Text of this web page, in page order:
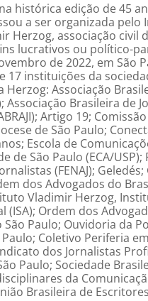
histórica edição de 45
a ser organizada pelo
Herzog, associação civil
lucrativos ou político-
de 2022, em São
17 instituições da
Herzog: Associação
Associação Brasileira de
Artigo 19;
de São Paulo;
Escola de
de São Paulo (ECA/USP);
(FENAJ);
dos Advogados do
Vladimir Herzog,
(ISA); Ordem dos
São Paulo; Ouvidoria da
Coletivo Periferia em
dos Jornalistas
Paulo; Sociedade
da
Brasileira de